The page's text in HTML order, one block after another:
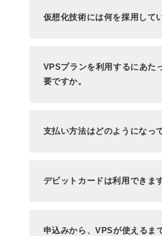
仮想化技術には何を採用して
VPSプランを利用するにあた
要ですか。
支払い方法はどのようになっ
デビットカードは利用できま
申込みから、VPSが使えるま